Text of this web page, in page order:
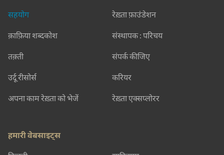
सहयोग
क़ाफ़िया शब्दकोश
तक़्ती
उर्दू रीसोर्स
अपना काम रेख़्ता को भेजें
रेख़्ता फ़ाउंडेशन
संस्थापक : परिचय
संपर्क कीजिए
करियर
रेख़्ता एक्सप्लोरर
हमारी वेबसाइट्स